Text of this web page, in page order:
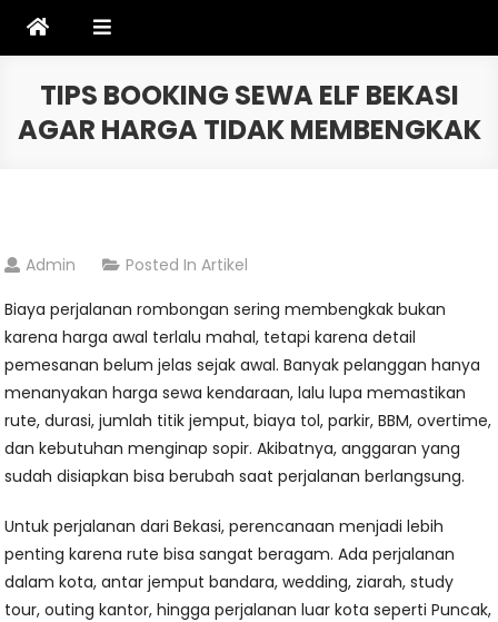
TIPS BOOKING SEWA ELF BEKASI
AGAR HARGA TIDAK MEMBENGKAK
Admin Posted InArtikel
Biaya perjalanan rombongan sering membengkak bukan
karena harga awal terlalu mahal, tetapi karena detail
pemesanan belum jelas sejak awal. Banyak pelanggan hanya
menanyakan harga sewa kendaraan, lalu lupa memastikan
rute, durasi, jumlah titik jemput, biaya tol, parkir, BBM, overtime,
dan kebutuhan menginap sopir. Akibatnya, anggaran yang
sudah disiapkan bisa berubah saat perjalanan berlangsung.
Untuk perjalanan dari Bekasi, perencanaan menjadi lebih
penting karena rute bisa sangat beragam. Ada perjalanan
dalam kota, antar jemput bandara, wedding, ziarah, study
tour, outing kantor, hingga perjalanan luar kota seperti Puncak,